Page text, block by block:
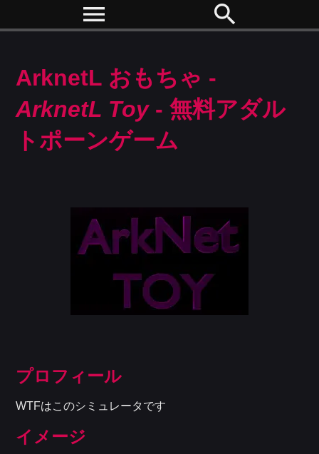
menu search
ArknetL おもちゃ -
ArknetL Toy- 無料アダル
トポーンゲーム
プロフィール
WTFはこのシミュレータです
イメージ